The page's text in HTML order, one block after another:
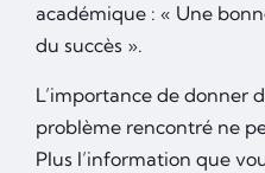
académique : « Une
du succès ».
L’importance de donner
problème rencontré ne
Plus l’information que